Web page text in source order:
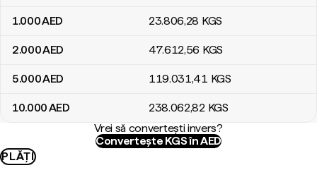
1.000AED 23.806,28 KGS
2.000AED 47.612,56 KGS
5.000AED 119.031,41 KGS
10.000AED 238.062,82 KGS
Vrei să convertești invers?
Convertește KGS în AED
PLĂȚI